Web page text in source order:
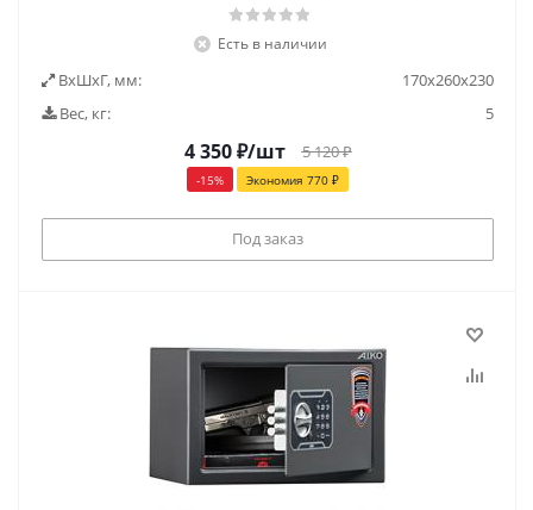
Есть в наличии
ВxШxГ, мм:
170х260х230
Вес, кг:
5
4 350₽/шт 5 120₽
-15% Экономия 770 ₽
Под заказ